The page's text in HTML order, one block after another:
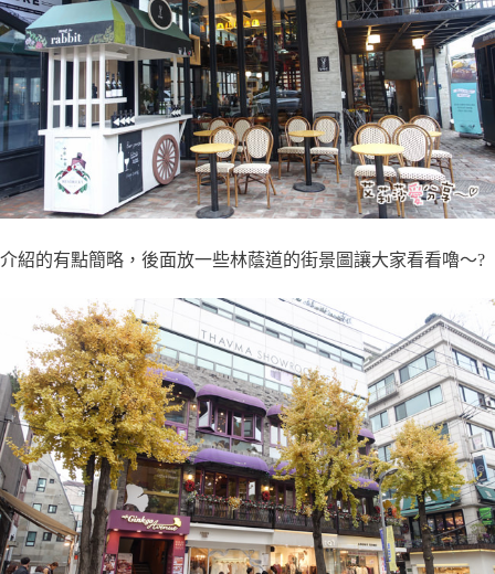
介紹的有點簡略，後面放一些林蔭道的街景圖讓大家看看嚕～?